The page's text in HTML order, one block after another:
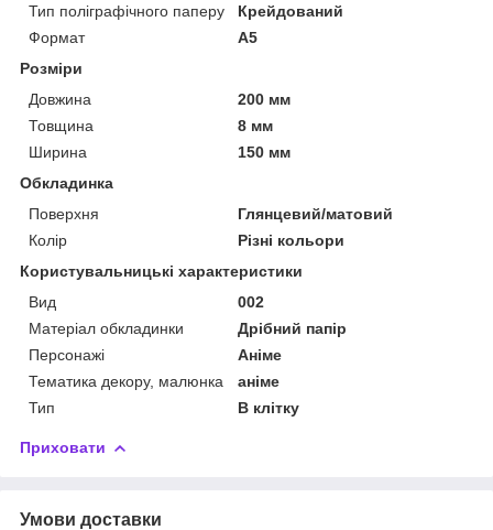
Тип поліграфічного паперу
Крейдований
Формат
A5
Розміри
Довжина
200 мм
Товщина
8 мм
Ширина
150 мм
Обкладинка
Поверхня
Глянцевий/матовий
Колір
Різні кольори
Користувальницькі характеристики
Вид
002
Матеріал обкладинки
Дрібний папір
Персонажі
Аніме
Тематика декору, малюнка
аніме
Тип
В клітку
Приховати
Умови доставки